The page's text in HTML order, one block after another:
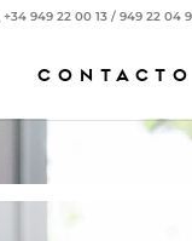
+34 949 22 00 13 / 949 22 04
CONTACTO